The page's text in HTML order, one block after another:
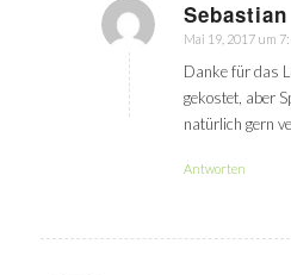
Sebastian
sagte:
Mai 19, 2017 um
Danke für das
gekostet, aber
natürlich gern
Antworten